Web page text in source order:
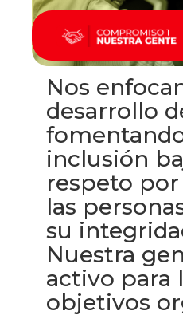
Nos
desarrollo
inclusión
respeto
las
su
Nuestra
activo para
objetivos